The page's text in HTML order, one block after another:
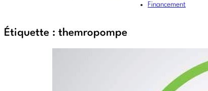
Financement
Étiquette : themropompe